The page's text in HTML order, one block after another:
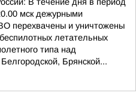
мск дежурными
перехвачены и уничтожены
летательных
типа над
Брянской...